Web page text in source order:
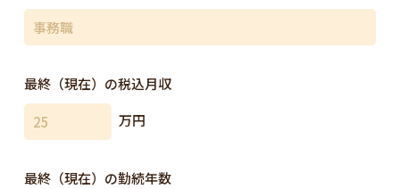
最終（現在）の税込月収
万円
最終（現在）の勤続年数